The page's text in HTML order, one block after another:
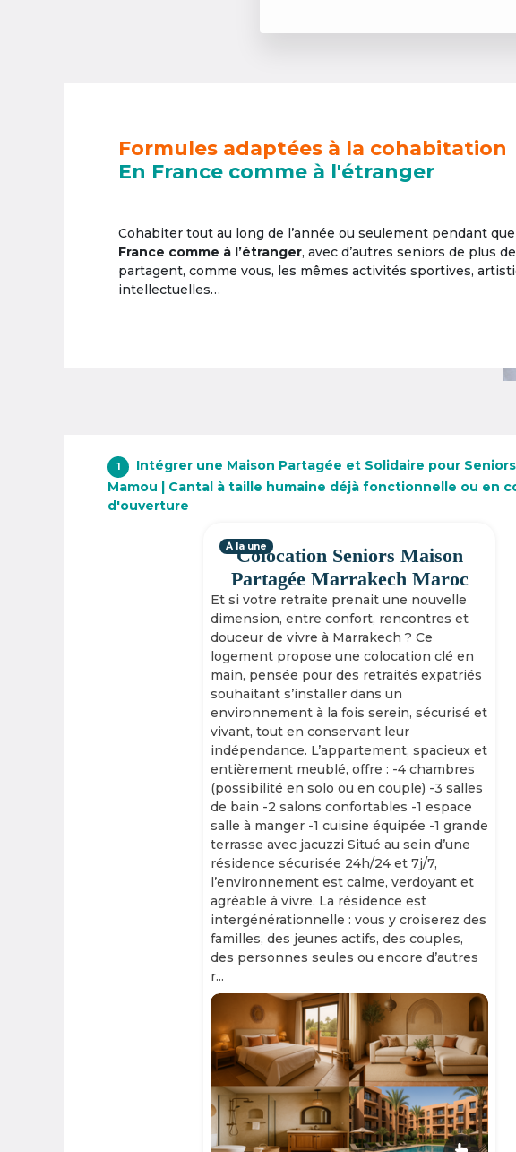
Formules adaptées à la cohabitation
En France comme à l'étranger
Cohabiter tout au long de l’année ou seulement pendant
France comme à l’étranger, avec d’autres seniors de plus
partagent, comme vous, les mêmes activités sportives,
intellectuelles…
1
Intégrer une Maison Partagée et Solidaire pour
Mamou | Cantal à taille humaine déjà fonctionnelle ou en
d'ouverture
Colocation Seniors Maison
Partagée Marrakech Maroc
Et si votre retraite prenait une nouvelle
dimension, entre confort, rencontres et
douceur de vivre à Marrakech ? Ce
logement propose une colocation clé en
main, pensée pour des retraités expatriés
souhaitant s’installer dans un
environnement à la fois serein, sécurisé et
vivant, tout en conservant leur
indépendance. L’appartement, spacieux et
entièrement meublé, offre : -4 chambres
(possibilité en solo ou en couple) -3 salles
de bain -2 salons confortables -1 espace
salle à manger -1 cuisine équipée -1 grande
terrasse avec jacuzzi Situé au sein d’une
résidence sécurisée 24h/24 et 7j/7,
l’environnement est calme, verdoyant et
agréable à vivre. La résidence est
intergénérationnelle : vous y croiserez des
familles, des jeunes actifs, des couples,
des personnes seules ou encore d’autres
r...
À la une
Slide 1 of 11